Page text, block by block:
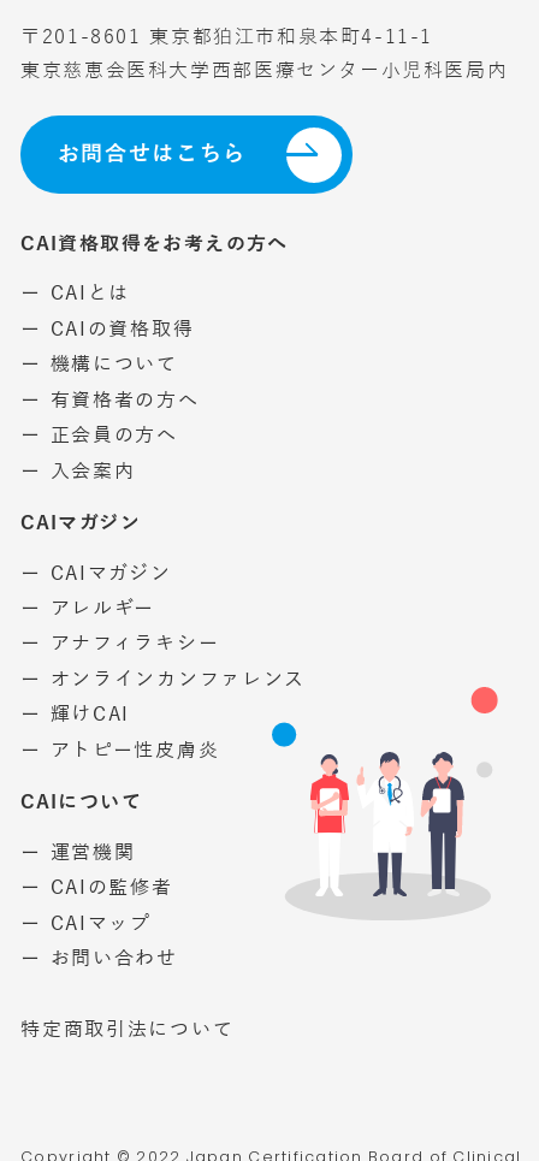
〒201-8601 東京都狛江市和泉本町4-11-1
東京慈恵会医科大学西部医療センター小児科医局内
お問合せはこちら
CAI資格取得をお考えの方へ
ー CAIとは
ー CAIの資格取得
ー 機構について
ー 有資格者の方へ
ー 正会員の方へ
ー 入会案内
CAIマガジン
ー CAIマガジン
ー アレルギー
ー アナフィラキシー
ー オンラインカンファレンス
ー 輝けCAI
ー アトピー性皮膚炎
CAIについて
ー 運営機関
ー CAIの監修者
ー CAIマップ
ー お問い合わせ
特定商取引法について